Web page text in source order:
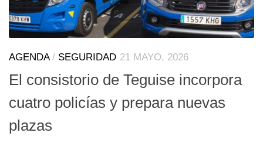
AGENDA/ SEGURIDAD 21 MAYO, 2026
El consistorio de Teguise incorpora
cuatro policías y prepara nuevas
plazas